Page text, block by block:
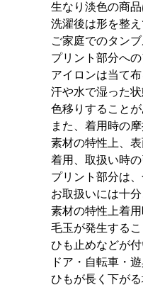
生なり淡色の商
洗濯後は形を整え
ご家庭でのタン
プリント部分へ
アイロンは当て
汗や水で湿った
色移りすること
また、着用時の
素材の特性上、
着用、取扱い時
プリント部分は
お取扱いには十分
素材の特性上着
毛玉が発生する
ひも止めなどが
ドア・自転車・
ひもが長く下が